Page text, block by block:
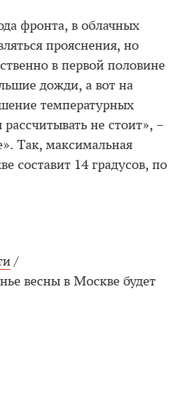
фронта, в облачных
прояснения, но
в первой половине
дожди, а вот на
температурных
рассчитывать не стоит», –
Так, максимальная
составит 14 градусов, по
/
весны в Москве будет